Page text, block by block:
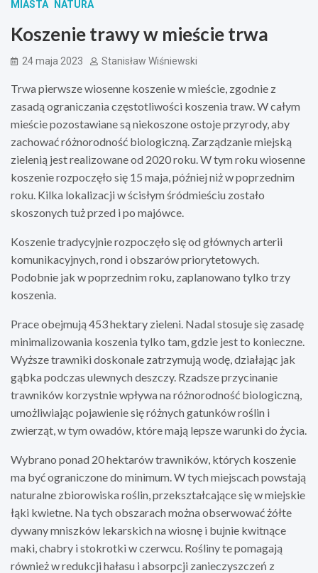
MIASTA NATURA
Koszenie trawy w mieście trwa
24 maja 2023 Stanisław Wiśniewski
Trwa pierwsze wiosenne koszenie w mieście, zgodnie z
zasadą ograniczania częstotliwości koszenia traw. W całym
mieście pozostawiane są niekoszone ostoje przyrody, aby
zachować różnorodność biologiczną. Zarządzanie miejską
zielenią jest realizowane od 2020 roku. W tym roku wiosenne
koszenie rozpoczęło się 15 maja, później niż w poprzednim
roku. Kilka lokalizacji w ścisłym śródmieściu zostało
skoszonych tuż przed i po majówce.
Koszenie tradycyjnie rozpoczęło się od głównych arterii
komunikacyjnych, rond i obszarów priorytetowych.
Podobnie jak w poprzednim roku, zaplanowano tylko trzy
koszenia.
Prace obejmują 453 hektary zieleni. Nadal stosuje się zasadę
minimalizowania koszenia tylko tam, gdzie jest to konieczne.
Wyższe trawniki doskonale zatrzymują wodę, działając jak
gąbka podczas ulewnych deszczy. Rzadsze przycinanie
trawników korzystnie wpływa na różnorodność biologiczną,
umożliwiając pojawienie się różnych gatunków roślin i
zwierząt, w tym owadów, które mają lepsze warunki do życia.
Wybrano ponad 20 hektarów trawników, których koszenie
ma być ograniczone do minimum. W tych miejscach powstają
naturalne zbiorowiska roślin, przekształcające się w miejskie
łąki kwietne. Na tych obszarach można obserwować żółte
dywany mniszków lekarskich na wiosnę i bujnie kwitnące
maki, chabry i stokrotki w czerwcu. Rośliny te pomagają
również w redukcji hałasu i absorpcji zanieczyszczeń z